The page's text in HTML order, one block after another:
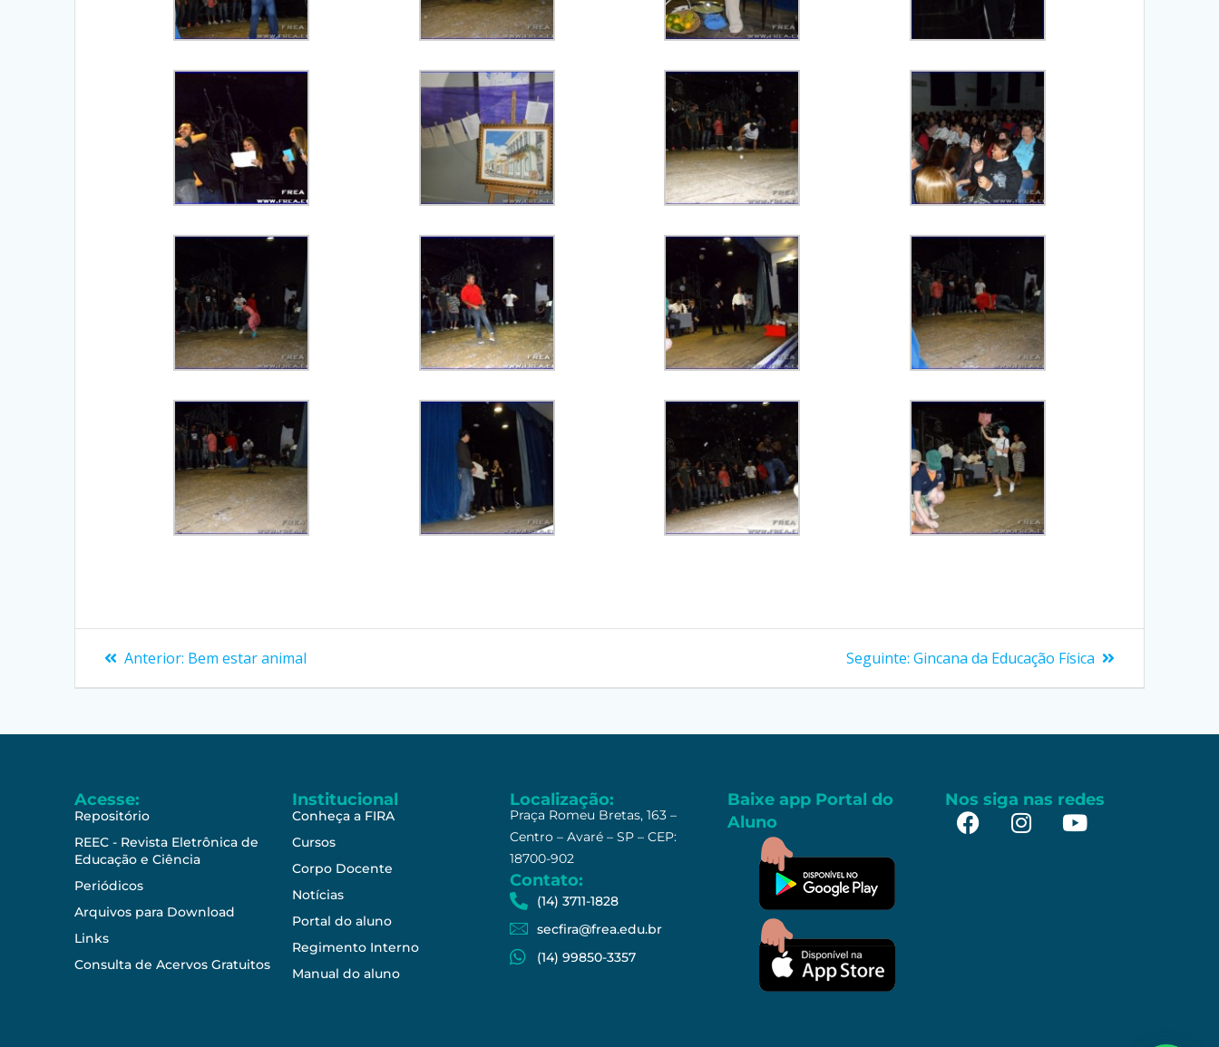
Anterior: Bem estar animal Seguinte: Gincana da Educação Física
Acesse:
Repositório
REEC - Revista Eletrônica de
Educação e Ciência
Periódicos
Arquivos para Download
Links
Consulta de Acervos Gratuitos
Institucional
Conheça a FIRA
Cursos
Corpo Docente
Notícias
Portal do aluno
Regimento Interno
Manual do aluno
Localização:
Praça Romeu Bretas, 163 –
Centro – Avaré – SP – CEP:
18700-902
Contato:
(14) 3711-1828
secfira@frea.edu.br
(14) 99850-3357
Baixe app Portal do
Aluno
Nos siga nas redes